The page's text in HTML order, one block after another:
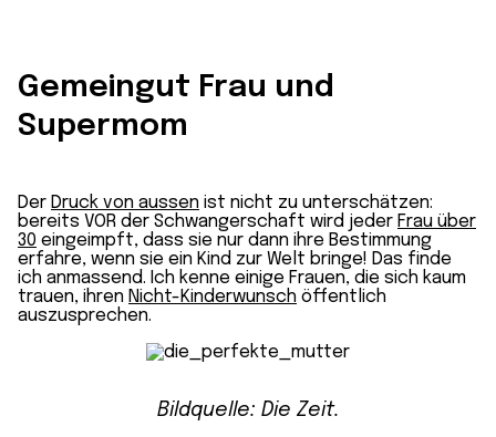
Gemeingut Frau und
Supermom
Der Druck von aussen ist nicht zu unterschätzen:
bereits VOR der Schwangerschaft wird jeder Frau über
30 eingeimpft, dass sie nur dann ihre Bestimmung
erfahre, wenn sie ein Kind zur Welt bringe! Das finde
ich anmassend. Ich kenne einige Frauen, die sich kaum
trauen, ihren Nicht-Kinderwunsch öffentlich
auszusprechen.
Bildquelle: Die Zeit.